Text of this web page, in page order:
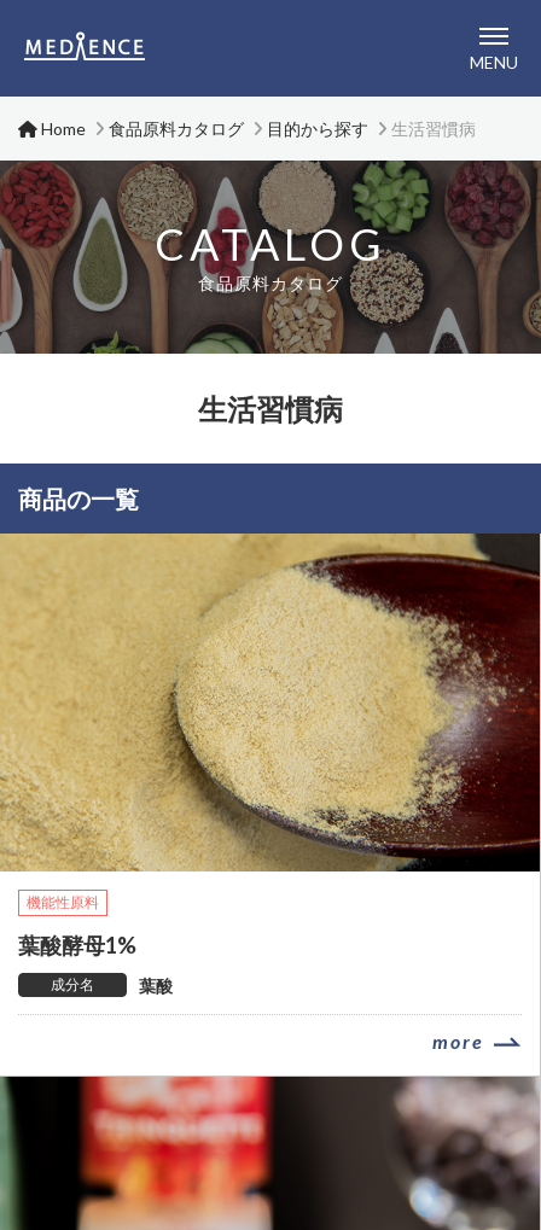
MENU
Home 食品原料カタログ 目的から探す 生活習慣病
CATALOG
食品原料カタログ
生活習慣病
商品の一覧
機能性原料
葉酸酵母1%
成分名 葉酸
more